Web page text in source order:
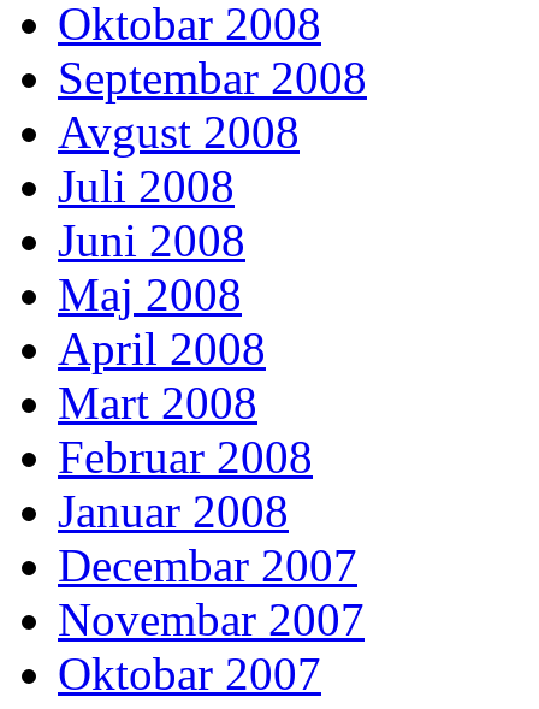
Oktobar 2008
Septembar 2008
Avgust 2008
Juli 2008
Juni 2008
Maj 2008
April 2008
Mart 2008
Februar 2008
Januar 2008
Decembar 2007
Novembar 2007
Oktobar 2007